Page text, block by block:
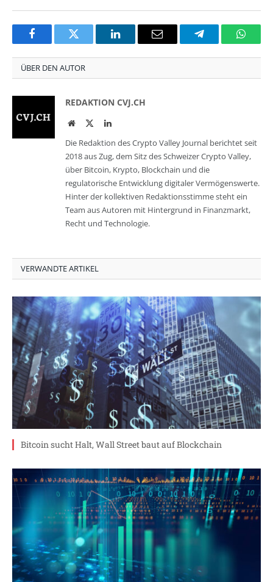
FacebookTwitter LinkedInEmail Telegram
ÜBER DEN AUTOR
REDAKTION CVJ.CH
WebsiteTwitterLinkedIn
Die Redaktion des Crypto Valley Journal berichtet seit
2018 aus Zug, dem Sitz des Schweizer Crypto Valley,
über Bitcoin, Krypto, Blockchain und die
regulatorische Entwicklung digitaler Vermögenswerte.
Hinter der kollektiven Redaktionsstimme steht ein
Team aus Autoren mit Hintergrund in Finanzmarkt,
Recht und Technologie.
VERWANDTE ARTIKEL
Bitcoin sucht Halt, Wall Street baut auf Blockchain